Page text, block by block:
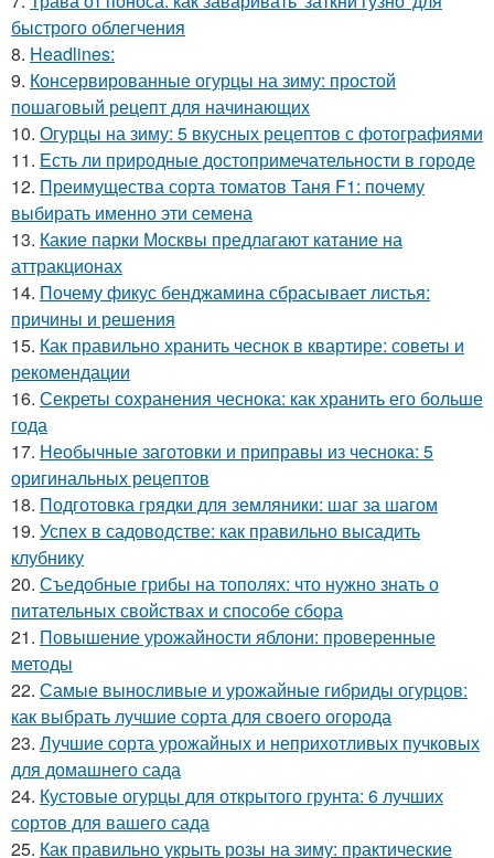
быстрого облегчения
8. Headlines:
9. Консервированные огурцы на зиму: простой
пошаговый рецепт для начинающих
10. Огурцы на зиму: 5 вкусных рецептов с фотографиями
11. Есть ли природные достопримечательности в городе
12. Преимущества сорта томатов Таня F1: почему
выбирать именно эти семена
13. Какие парки Москвы предлагают катание на
аттракционах
14. Почему фикус бенджамина сбрасывает листья:
причины и решения
15. Как правильно хранить чеснок в квартире: советы и
рекомендации
16. Секреты сохранения чеснока: как хранить его больше
года
17. Необычные заготовки и приправы из чеснока: 5
оригинальных рецептов
18. Подготовка грядки для земляники: шаг за шагом
19. Успех в садоводстве: как правильно высадить
клубнику
20. Съедобные грибы на тополях: что нужно знать о
питательных свойствах и способе сбора
21. Повышение урожайности яблони: проверенные
методы
22. Самые выносливые и урожайные гибриды огурцов:
как выбрать лучшие сорта для своего огорода
23. Лучшие сорта урожайных и неприхотливых пучковых
для домашнего сада
24. Кустовые огурцы для открытого грунта: 6 лучших
сортов для вашего сада
25. Как правильно укрыть розы на зиму: практические